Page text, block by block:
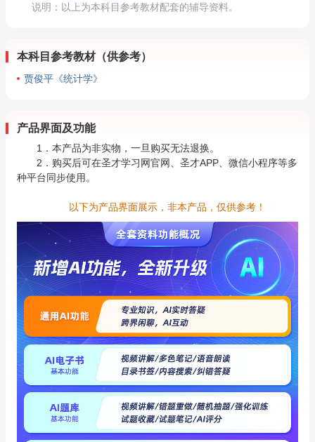
说明：以上为本科目参考教材配套的辅导资料。
本科目参考教材（供参考）
贾俊平《统计学》
产品界面及功能
1．本产品为非实物，一旦购买无法退换。
2．购买后可在圣才学习网官网、圣才APP、微信小程序等多
种平台同步使用。
以下为产品界面展示，非本产品，仅供参考！